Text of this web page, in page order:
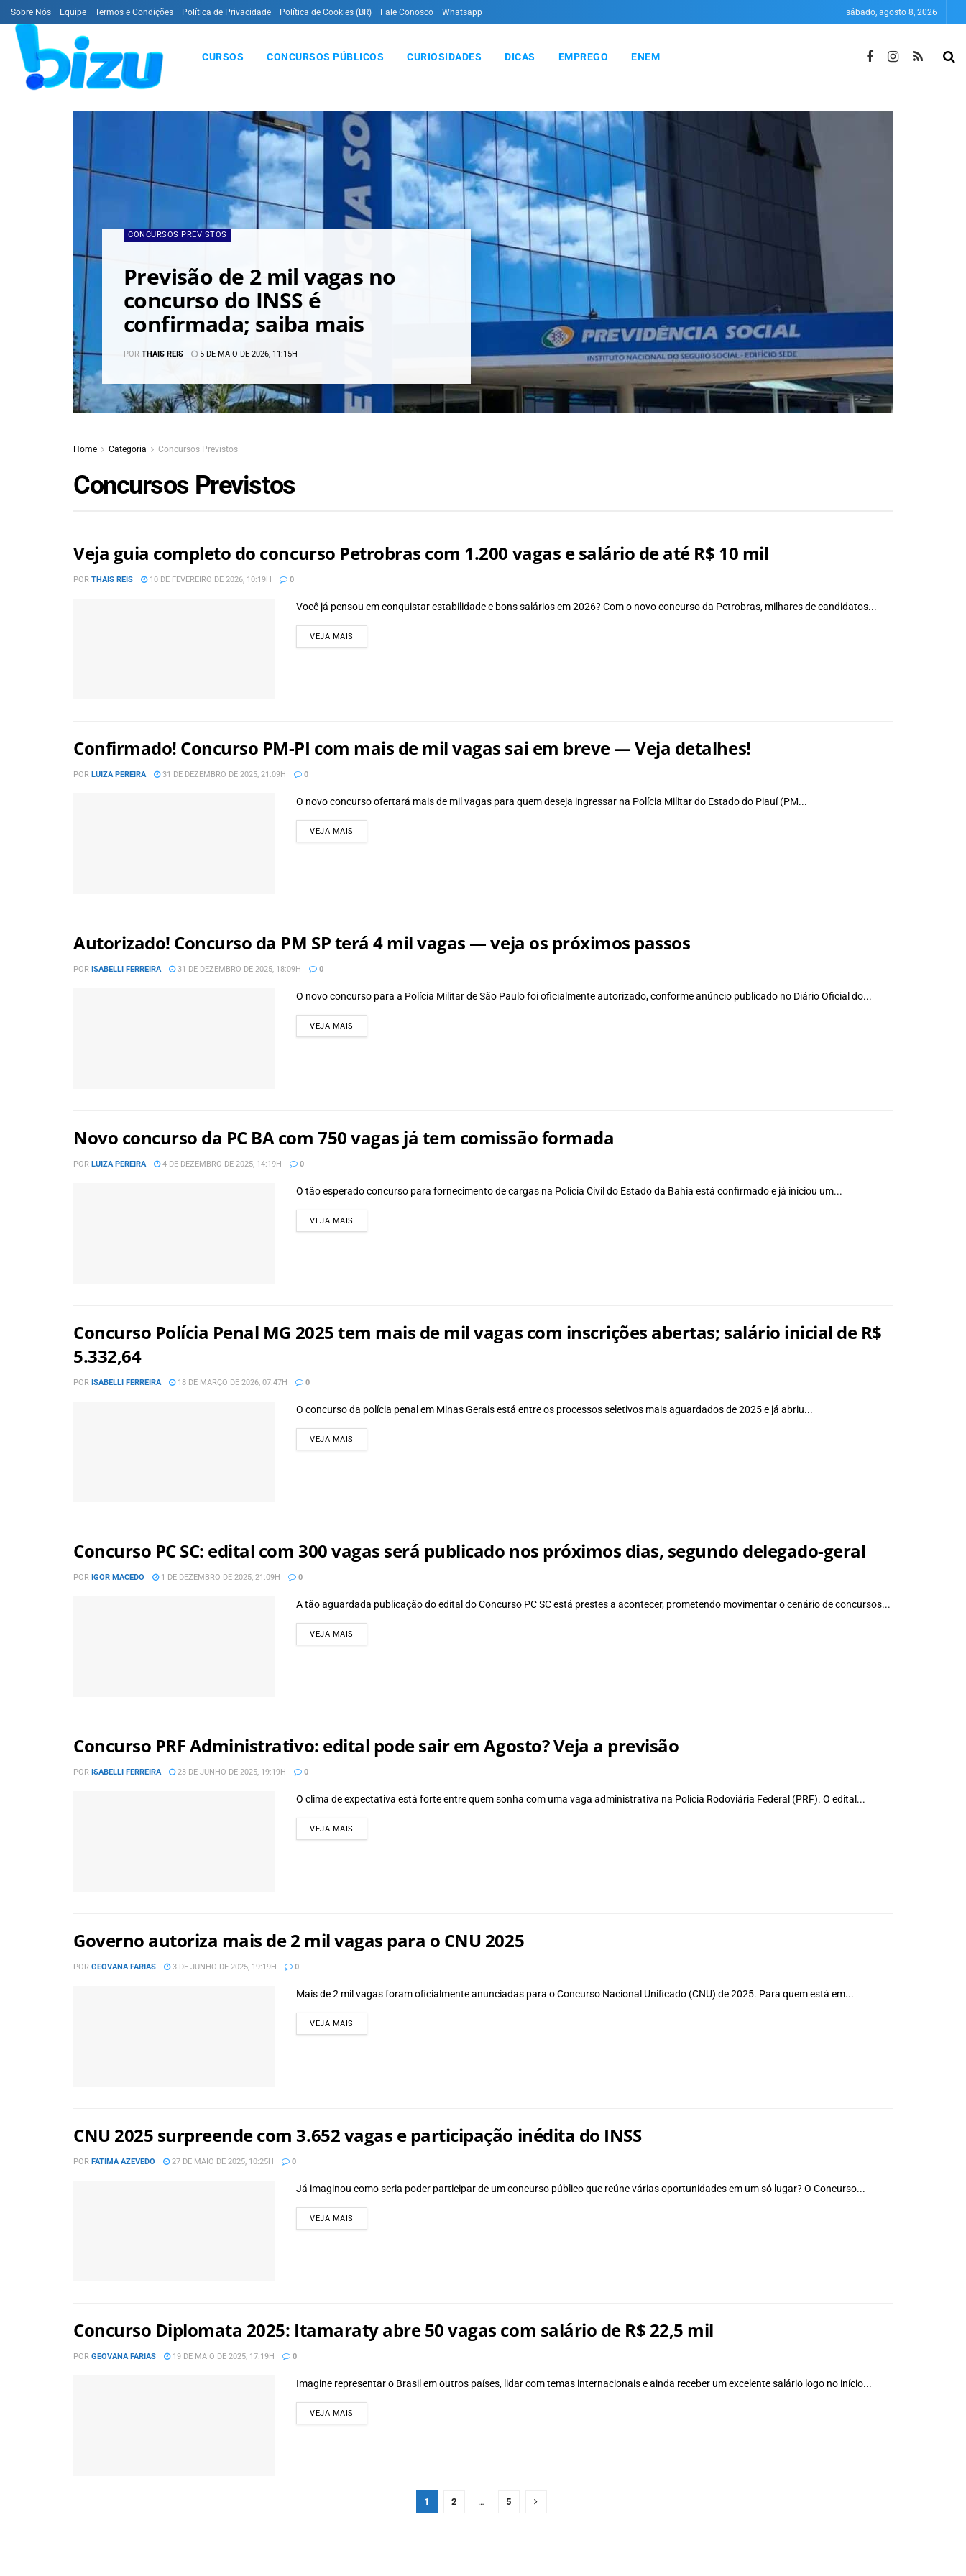
Sobre Nós Equipe Termos e Condições Política de Privacidade Política de Cookies (BR) Fale Conosco Whatsapp sábado, agosto 8, 2026
CURSOS CONCURSOS PÚBLICOS CURIOSIDADES DICAS EMPREGO ENEM
CONCURSOS PREVISTOS
Previsão de 2 mil vagas no
concurso do INSS é
confirmada; saiba mais
POR THAIS REIS 5 DE MAIO DE 2026, 11:15H
Home Categoria Concursos Previstos
Concursos Previstos
Veja guia completo do concurso Petrobras com 1.200 vagas e salário de até R$ 10 mil
POR THAIS REIS 10 DE FEVEREIRO DE 2026, 10:19H 0
Você já pensou em conquistar estabilidade e bons salários em 2026? Com o novo concurso da Petrobras, milhares de candidatos...
VEJA MAIS
Confirmado! Concurso PM-PI com mais de mil vagas sai em breve — Veja detalhes!
POR LUIZA PEREIRA 31 DE DEZEMBRO DE 2025, 21:09H 0
O novo concurso ofertará mais de mil vagas para quem deseja ingressar na Polícia Militar do Estado do Piauí (PM...
VEJA MAIS
Autorizado! Concurso da PM SP terá 4 mil vagas — veja os próximos passos
POR ISABELLI FERREIRA 31 DE DEZEMBRO DE 2025, 18:09H 0
O novo concurso para a Polícia Militar de São Paulo foi oficialmente autorizado, conforme anúncio publicado no Diário Oficial do...
VEJA MAIS
Novo concurso da PC BA com 750 vagas já tem comissão formada
POR LUIZA PEREIRA 4 DE DEZEMBRO DE 2025, 14:19H 0
O tão esperado concurso para fornecimento de cargas na Polícia Civil do Estado da Bahia está confirmado e já iniciou um...
VEJA MAIS
Concurso Polícia Penal MG 2025 tem mais de mil vagas com inscrições abertas; salário inicial de R$
5.332,64
POR ISABELLI FERREIRA 18 DE MARÇO DE 2026, 07:47H 0
O concurso da polícia penal em Minas Gerais está entre os processos seletivos mais aguardados de 2025 e já abriu...
VEJA MAIS
Concurso PC SC: edital com 300 vagas será publicado nos próximos dias, segundo delegado-geral
POR IGOR MACEDO 1 DE DEZEMBRO DE 2025, 21:09H 0
A tão aguardada publicação do edital do Concurso PC SC está prestes a acontecer, prometendo movimentar o cenário de concursos...
VEJA MAIS
Concurso PRF Administrativo: edital pode sair em Agosto? Veja a previsão
POR ISABELLI FERREIRA 23 DE JUNHO DE 2025, 19:19H 0
O clima de expectativa está forte entre quem sonha com uma vaga administrativa na Polícia Rodoviária Federal (PRF). O edital...
VEJA MAIS
Governo autoriza mais de 2 mil vagas para o CNU 2025
POR GEOVANA FARIAS 3 DE JUNHO DE 2025, 19:19H 0
Mais de 2 mil vagas foram oficialmente anunciadas para o Concurso Nacional Unificado (CNU) de 2025. Para quem está em...
VEJA MAIS
CNU 2025 surpreende com 3.652 vagas e participação inédita do INSS
POR FATIMA AZEVEDO 27 DE MAIO DE 2025, 10:25H 0
Já imaginou como seria poder participar de um concurso público que reúne várias oportunidades em um só lugar? O Concurso...
VEJA MAIS
Concurso Diplomata 2025: Itamaraty abre 50 vagas com salário de R$ 22,5 mil
POR GEOVANA FARIAS 19 DE MAIO DE 2025, 17:19H 0
Imagine representar o Brasil em outros países, lidar com temas internacionais e ainda receber um excelente salário logo no início...
VEJA MAIS
1 2 … 5